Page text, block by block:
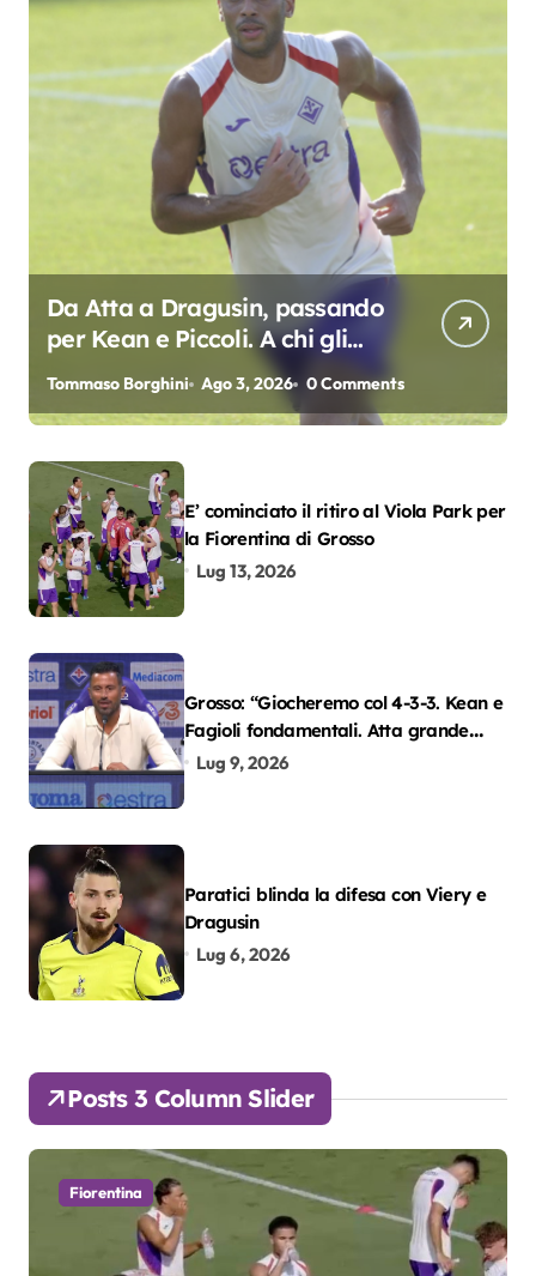
Da Atta a Dragusin, passando
per Kean e Piccoli. A chi gli
oscar del precampionato?
Tommaso Borghini Ago 3, 2026 0 Comments
E’ cominciato il ritiro al Viola Park per
la Fiorentina di Grosso
Lug 13, 2026
Grosso: “Giocheremo col 4-3-3. Kean e
Fagioli fondamentali. Atta grande
colpo”
Lug 9, 2026
Paratici blinda la difesa con Viery e
Dragusin
Lug 6, 2026
Posts 3 Column Slider
Fiorentina